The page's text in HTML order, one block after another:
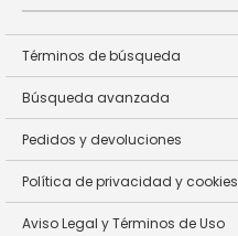
Términos de búsqueda
Búsqueda avanzada
Pedidos y devoluciones
Política de privacidad y cookies
Aviso Legal y Términos de Uso